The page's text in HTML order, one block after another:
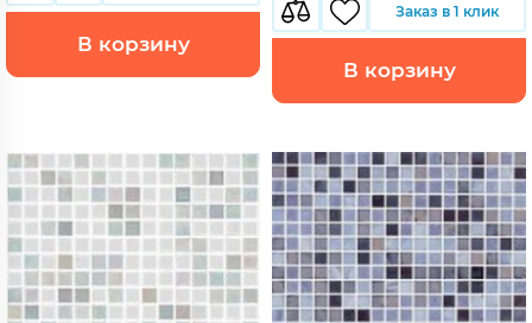
В корзину
Заказ в 1 клик
В корзину